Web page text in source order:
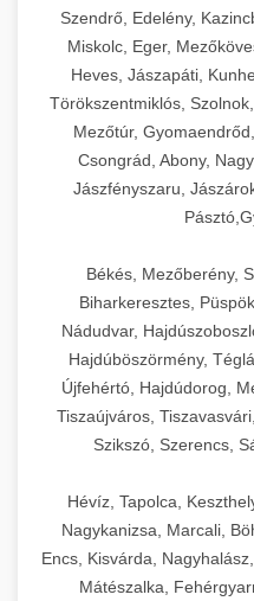
chef-
Teljes körű
professzionális
Minden, ami
chef-
kereskedelmi
Szendrő, Edelény,
Miskolc, Eger,
Heves, Jászapáti,
Törökszentmiklós,
Mezőtúr,
Csongrád, Abony,
Jászfényszaru,
Békés, Mezőberény,
Biharkeresztes,
Nádudvar,
Hajdúböszörmény,
Újfehértó, Hajdúdorog,
Tiszaújváros,
Szikszó, Szerencs,
Hévíz, Tapolca,
Nagykanizsa, Marcali,
Encs, Kisvárda,
Mátészalka,